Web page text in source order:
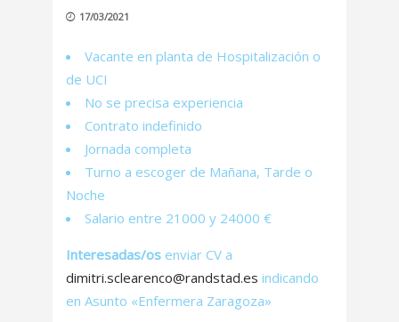
17/03/2021
Vacante en planta de Hospitalización o
de UCI
No se precisa experiencia
Contrato indefinido
Jornada completa
Turno a escoger de Mañana, Tarde o
Noche
Salario entre 21000 y 24000 €
Interesadas/os enviar CV a
dimitri.sclearenco@randstad.es indicando
en Asunto «Enfermera Zaragoza»